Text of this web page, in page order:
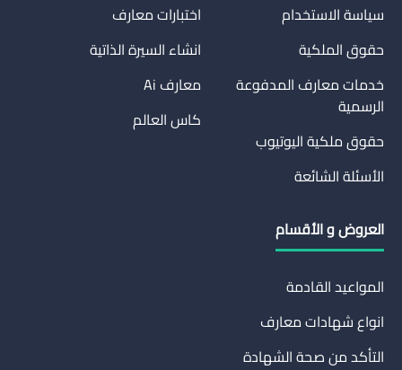
سياسة الاستخدام
حقوق الملكية
خدمات معارف المدفوعة
الرسمية
حقوق ملكية اليوتيوب
الأسئلة الشائعة
اختبارات معارف
انشاء السيرة الذاتية
معارف Ai
كاس العالم
العروض و الأقسام
المواعيد القادمة
انواع شهادات معارف
التأكد من صحة الشهادة